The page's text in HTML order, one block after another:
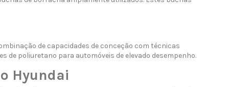
de capacidades de conceção com técnicas
de poliuretano para automóveis de elevado desempenho.
Hyundai